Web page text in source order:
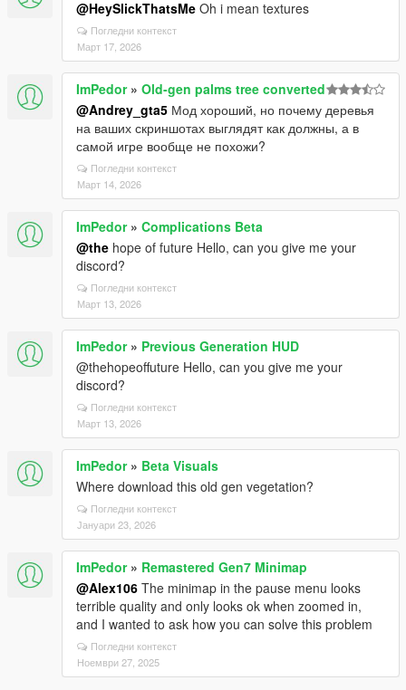
@HeySlickThatsMe Oh i mean textures
Погледни контекст
Март 17, 2026
ImPedor» Old-gen palms tree converted
@Andrey_gta5 Мод хороший, но почему деревья
на ваших скриншотах выглядят как должны, а в
самой игре вообще не похожи?
Погледни контекст
Март 14, 2026
ImPedor» Complications Beta
@the hope of future Hello, can you give me your
discord?
Погледни контекст
Март 13, 2026
ImPedor» Previous Generation HUD
@thehopeoffuture Hello, can you give me your
discord?
Погледни контекст
Март 13, 2026
ImPedor» Beta Visuals
Where download this old gen vegetation?
Погледни контекст
Јануари 23, 2026
ImPedor» Remastered Gen7 Minimap
@Alex106 The minimap in the pause menu looks
terrible quality and only looks ok when zoomed in,
and I wanted to ask how you can solve this problem
Погледни контекст
Ноември 27, 2025